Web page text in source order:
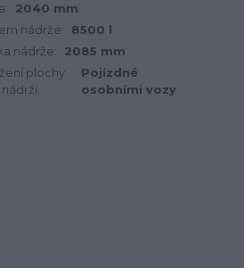
2040 mm
nádrže:
8500 l
nádrže:
2085 mm
plochy
Pojízdné
osobními vozy